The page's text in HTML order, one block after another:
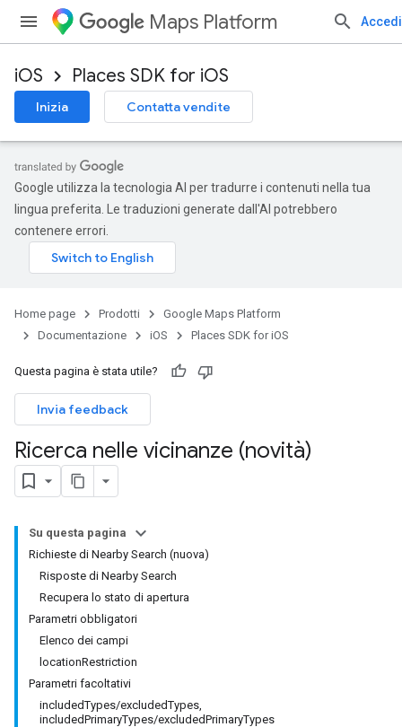
Maps Platform Accedi
iOS Places SDK for iOS
Inizia Contatta vendite
Google utilizza la tecnologia AI per tradurre i contenuti nella tua
lingua preferita. Le traduzioni generate dall'AI potrebbero
contenere errori.
Home page Prodotti
Google Maps Platform
Documentazione
iOS Places SDK for iOS
Questa pagina è stata utile?
Invia feedback
Ricerca nelle vicinanze (novità)
Su questa pagina
Richieste di Nearby Search (nuova)
Risposte di Nearby Search
Recupera lo stato di apertura
Parametri obbligatori
Elenco dei campi
locationRestriction
Parametri facoltativi
includedTypes/excludedTypes,
includedPrimaryTypes/excludedPrimaryTypes